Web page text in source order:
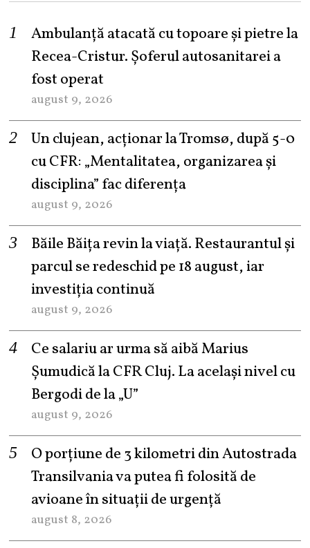
Ambulanță atacată cu topoare și pietre la
Recea-Cristur. Șoferul autosanitarei a
fost operat
august 9, 2026
Un clujean, acționar la Tromsø, după 5-0
cu CFR: „Mentalitatea, organizarea și
disciplina” fac diferența
august 9, 2026
Băile Băița revin la viață. Restaurantul și
parcul se redeschid pe 18 august, iar
investiția continuă
august 9, 2026
Ce salariu ar urma să aibă Marius
Șumudică la CFR Cluj. La același nivel cu
Bergodi de la „U”
august 9, 2026
O porțiune de 3 kilometri din Autostrada
Transilvania va putea fi folosită de
avioane în situații de urgență
august 8, 2026